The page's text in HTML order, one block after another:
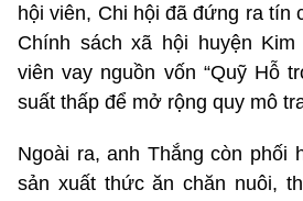
hội viên, Chi hội đã đứng ra tín
Chính sách xã hội huyện
viên vay nguồn vốn “Quỹ Hỗ
suất thấp để mở rộng quy mô
Ngoài ra, anh Thắng còn phối
sản xuất thức ăn chăn nuôi,